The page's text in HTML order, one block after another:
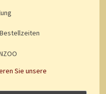
Sie unsere